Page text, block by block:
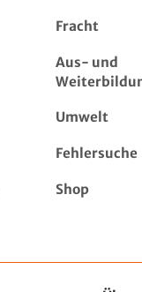
Fracht
Aus- und
Umwelt
Fehlersuche
Shop